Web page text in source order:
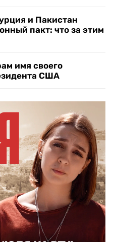
и Пакистан
пакт: что за этим
имя своего
США